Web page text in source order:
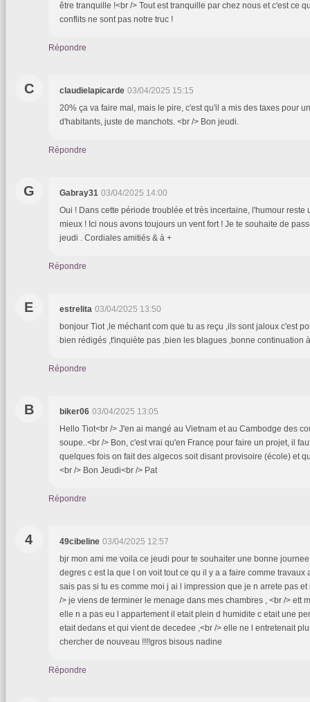
être tranquille !<br /> Tout est tranquille par chez nous et c'est ce
conflits ne sont pas notre truc !
Répondre
C claudielapicarde 03/04/2025 15:15
20% ça va faire mal, mais le pire, c'est qu'il a mis des taxes pour
d'habitants, juste de manchots. <br /> Bon jeudi.
Répondre
G Gabray31 03/04/2025 14:00
Oui ! Dans cette période troublée et très incertaine, l'humour reste
mieux ! Ici nous avons toujours un vent fort ! Je te souhaite de
jeudi . Cordiales amitiés & à +
Répondre
E estrelita 03/04/2025 13:50
bonjour Tiot ,le méchant com que tu as reçu ,ils sont jaloux c'est
bien rédigés ,t'inquiète pas ,bien les blagues ,bonne continuation
Répondre
B biker06 03/04/2025 13:05
Hello Tiot<br /> J'en ai mangé au Vietnam et au Cambodge des
soupe..<br /> Bon, c'est vrai qu'en France pour faire un projet, il
quelques fois on fait des algecos soit disant provisoire (école) et
<br /> Bon Jeudi<br /> Pat
Répondre
4 49cibeline 03/04/2025 12:57
bjr mon ami me voila ce jeudi pour te souhaiter une bonne
degres c est la que l on voit tout ce qu il y a a faire comme travaux
sais pas si tu es comme moi j ai l impression que je n arrete pas
/> je viens de terminer le menage dans mes chambres , <br /> ett
elle n a pas eu l appartement il etait plein d humidite c etait une
etait dedans et qui vient de decedee ,<br /> elle ne l entretenait
chercher de nouveau !!!!gros bisous nadine
Répondre